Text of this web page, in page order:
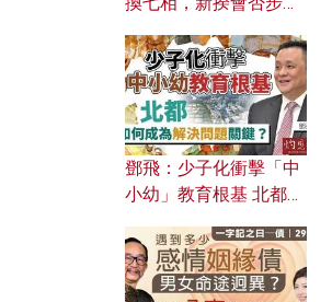
濟為何仍然低迷？
鄧飛：少子化衝擊「中
小幼」教育根基 北都如